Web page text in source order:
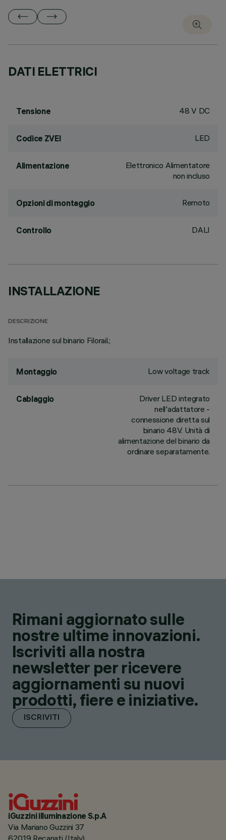
DATI ELETTRICI
Tensione 48 V DC
Codice ZVEI LED
Alimentazione
Elettronico Alimentatore
non incluso
Opzioni di montaggio Remoto
Controllo DALI
INSTALLAZIONE
DESCRIZIONE
Installazione sul binario Filorail.;
Montaggio Low voltage track
Cablaggio
Driver LED integrato
nell'adattatore -
connessione diretta sul
binario 48V. Unità di
alimentazione del binario da
ordinare separatamente.
Rimani aggiornato sulle
nostre ultime innovazioni.
Iscriviti alla nostra
newsletter per ricevere
aggiornamenti su nuovi
prodotti, fiere e iniziative.
ISCRIVITI
iGuzzini illuminazione S.p.A
Via Mariano Guzzini 37
62019 Recanati (Italy)